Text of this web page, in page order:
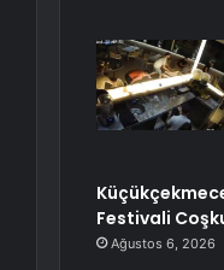
Festivali
Ağustos 6, 2026